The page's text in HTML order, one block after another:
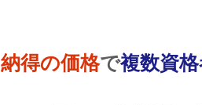
納得の価格で複数資